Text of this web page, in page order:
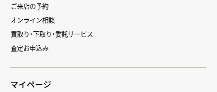
ご来店の予約
オンライン相談
買取り・下取り・委託サービス
査定お申込み
マイページ